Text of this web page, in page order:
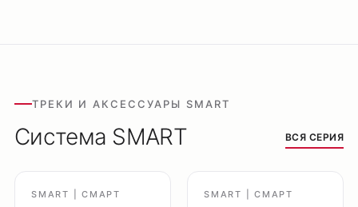
ТРЕКИ И АКСЕССУАРЫ SMART
Система SMART ВСЯ СЕРИЯ
SMART | СМАРТ SMART | СМАРТ
Подсветка ступеней
Потолочные накладные
Потолочные подвесные